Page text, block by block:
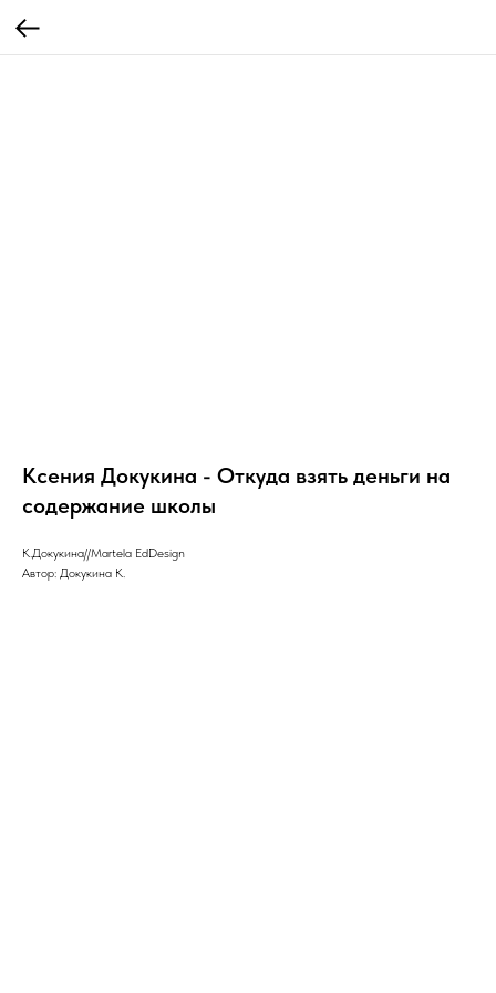
Ксения Докукина - Откуда взять деньги на
содержание школы
К.Докукина//Martela EdDesign
Автор: Докукина К.